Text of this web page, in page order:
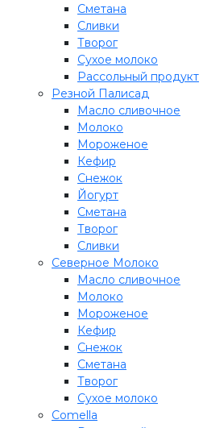
Сметана
Сливки
Творог
Сухое молоко
Рассольный продукт
Резной Палисад
Масло сливочное
Молоко
Мороженое
Кефир
Снежок
Йогурт
Сметана
Творог
Сливки
Северное Молоко
Масло сливочное
Молоко
Мороженое
Кефир
Снежок
Сметана
Творог
Сухое молоко
Comеlla